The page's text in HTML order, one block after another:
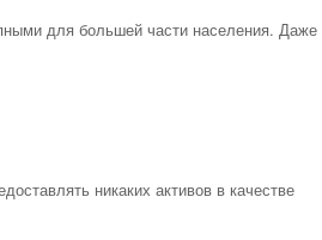
для большей части населения. Даже
никаких активов в качестве